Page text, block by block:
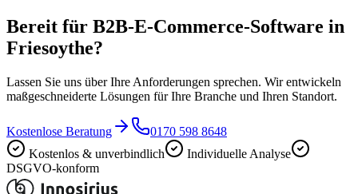
Bereit für B2B-E-Commerce-Software in
Friesoythe?
Lassen Sie uns über Ihre Anforderungen sprechen. Wir entwickeln
maßgeschneiderte Lösungen für Ihre Branche und Ihren Standort.
Kostenlose Beratung
0170 598 8648
Kostenlos & unverbindlich
Individuelle Analyse
DSGVO-konform